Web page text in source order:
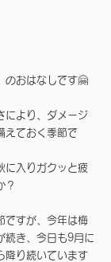
のおはなしです🤗
により、ダメージ
えておく季節で
に入りガクッと疲
？
ですが、今年は梅
続き、今日も9月に
降り続いています